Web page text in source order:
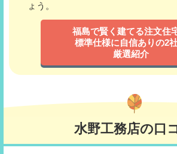
ょう。
福島で賢く建てる注文住
標準仕様に自信ありの2
厳選紹介
水野工務店の口